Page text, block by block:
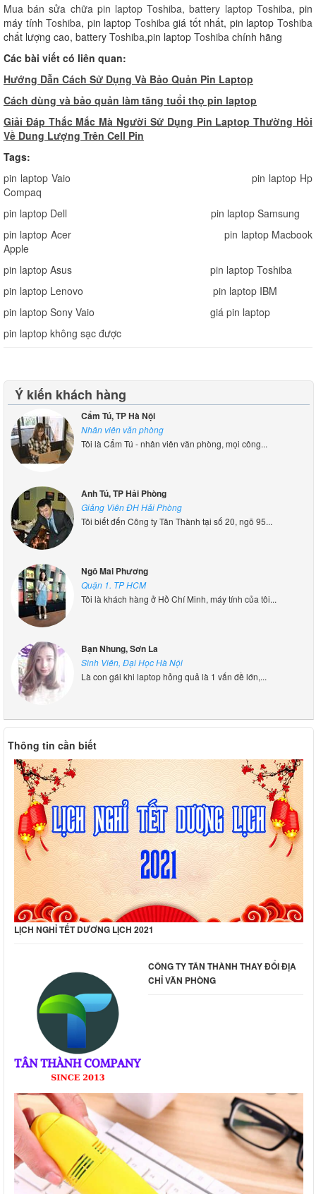
Mua bán sửa chữa pin laptop Toshiba, battery laptop Toshiba, pin
máy tínhToshiba, pin laptop Toshiba giá tốt nhất, pin laptopToshiba
chất lượng cao, battery Toshiba,pin laptop Toshiba chính hãng
Các bài viết có liên quan:
Hướng Dẫn Cách Sử Dụng Và Bảo Quản Pin Laptop
Cách dùng và bảo quản làm tăng tuổi thọ pin laptop
Giải Đáp Thắc Mắc Mà Người Sử Dụng Pin Laptop Thường Hỏi
Về Dung Lượng Trên Cell Pin
Tags:
pin laptop Vaio
pin laptop Hp
Compaq
pin laptop Dell
pin laptop Samsung
pin laptop Acer
pin laptop Macbook
Apple
pin laptop Asus
pin laptop Toshiba
pin laptop Lenovo
pin laptop IBM
pin laptop Sony Vaio
giá pin laptop
pin laptop không sạc được
Ý kiến khách hàng
Cẩm Tú, TP Hà Nội
Nhân viên văn phòng
Tôi là Cẩm Tú - nhân viên văn phòng, mọi công...
Anh Tú, TP Hải Phòng
Giảng Viên ĐH Hải Phòng
Tôi biết đến Công ty Tân Thành tại số 20, ngõ 95...
Ngô Mai Phương
Quận 1. TP HCM
Tôi là khách hàng ở Hồ Chí Minh, máy tính của tôi...
Bạn Nhung, Sơn La
Sinh Viên, Đại Học Hà Nội
Là con gái khi laptop hỏng quả là 1 vấn đề lớn,...
Thông tin cần biết
LỊCH NGHỈ TẾT DƯƠNG LỊCH 2021
CÔNG TY TÂN THÀNH THAY ĐỔI ĐỊA
CHỈ VĂN PHÒNG